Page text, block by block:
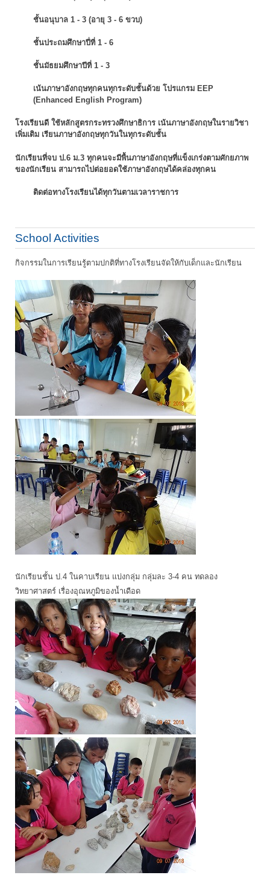
ชั้นอนุบาล 1 - 3 (อายุ 3 - 6 ขวบ)
ชั้นประถมศึกษาปี่ที่ 1 - 6
ชั้นมัธยมศึกษาปีที่ 1 - 3
เน้นภาษาอังกฤษทุกคนทุกระดับชั้นด้วย โปรแกรม EEP
(Enhanced English Program)
โรงเรียนดี ใช้หลักสูตรกระทรวงศึกษาธิการ เน้นภาษาอังกฤษในรายวิชา
เพิ่มเติม เรียนภาษาอังกฤษทุกวันในทุกระดับชั้น
นักเรียนที่จบ ป.6 ม.3 ทุกคนจะมีพื้นภาษาอังกฤษที่แข็งเกร่งตามศักยภาพ
ของนักเรียน สามารถไปต่อยอดใช้ภาษาอังกฤษได้คล่องทุกคน
ติดต่อทางโรงเรียนได้ทุกวันตามเวลาราชการ
School Activities
กิจกรรมในการเรียนรู้ตามปกติที่ทางโรงเรียนจัดให้กับเด็กและนักเรียน
นักเรียนชั้น ป.4 ในคาบเรียน แบ่งกลุ่ม กลุ่มละ 3-4 คน ทดลอง
วิทยาศาสตร์ เรื่องอุณหภูมิของน้ำเดือด